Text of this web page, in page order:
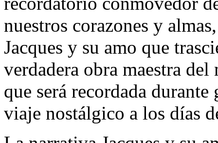
nuestros corazones y
Jacques y su amo que
verdadera obra maestra
que será recordada
viaje nostálgico a los días